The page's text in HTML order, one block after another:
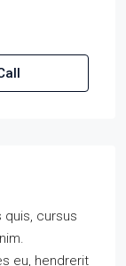
quis, cursus
eu, hendrerit